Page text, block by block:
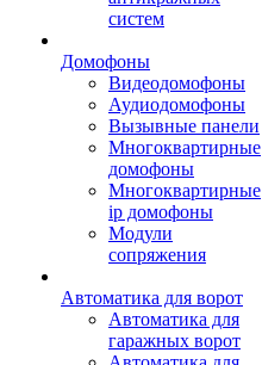
систем
Домофоны
Видеодомофоны
Аудиодомофоны
Вызывные панели
Многоквартирные
домофоны
Многоквартирные
ip домофоны
Модули
сопряжения
Автоматика для ворот
Автоматика для
гаражных ворот